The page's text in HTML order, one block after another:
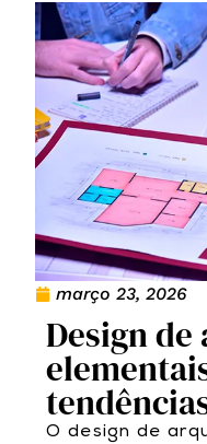
março 23, 2026
Design
O design de